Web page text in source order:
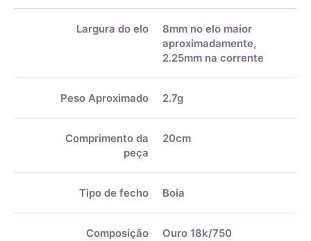
Largura do elo
8mm no elo maior
aproximadamente,
2.25mm na corrente
Peso Aproximado 2.7g
Comprimento da
peça
20cm
Tipo de fecho Boia
Composição Ouro 18k/750